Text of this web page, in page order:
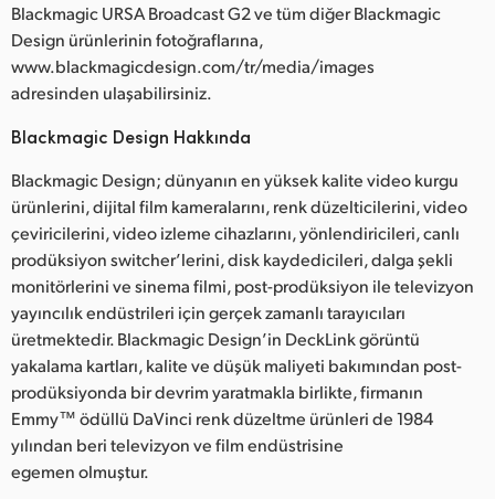
Blackmagic URSA Broadcast G2 ve tüm diğer Blackmagic
Design ürünlerinin fotoğraflarına,
www.blackmagicdesign.com/tr/media/images
adresinden ulaşabilirsiniz.
Blackmagic Design Hakkında
Blackmagic Design; dünyanın en yüksek kalite video kurgu
ürünlerini, dijital film kameralarını, renk düzelticilerini, video
çeviricilerini, video izleme cihazlarını, yönlendiricileri, canlı
prodüksiyon switcher’lerini, disk kaydedicileri, dalga şekli
monitörlerini ve sinema filmi, post-prodüksiyon ile televizyon
yayıncılık endüstrileri için gerçek zamanlı tarayıcıları
üretmektedir. Blackmagic Design’in DeckLink görüntü
yakalama kartları, kalite ve düşük maliyeti bakımından post-
prodüksiyonda bir devrim yaratmakla birlikte, firmanın
Emmy™ ödüllü DaVinci renk düzeltme ürünleri de 1984
yılından beri televizyon ve film endüstrisine
egemen olmuştur.